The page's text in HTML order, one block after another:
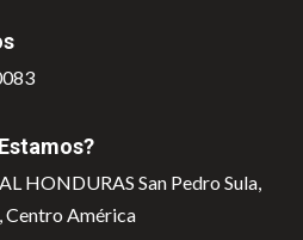
HONDURAS San Pedro Sula,
Centro América